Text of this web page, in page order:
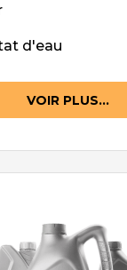
d'eau
VOIR PLUS...